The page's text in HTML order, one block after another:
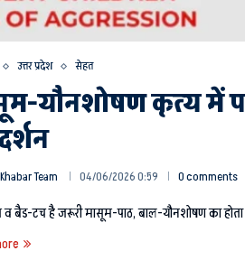
उत्तर प्रदेश सेहत
यौनशोषण कृत्य में
Team 04/06/2026 0:59 0 comments
बैड-टच है जरूरी मासूम-पाठ, बाल-यौनशोषण का होता